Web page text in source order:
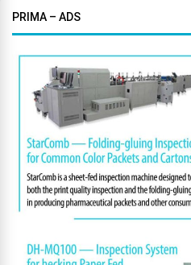
PRIMA – ADS